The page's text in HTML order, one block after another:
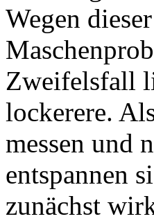
Wegen
Zweifelsfall
lockerere.
messen und
entspannen
zunächst